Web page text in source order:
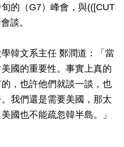
的（G7）峰會，與(([CUT
談。
韓文系主任 鄭潤道：「當
國的重要性。事實上真的
，也許他們就談一談，也
我們還是需要美國，那太
國也不能疏忽韓半島。」